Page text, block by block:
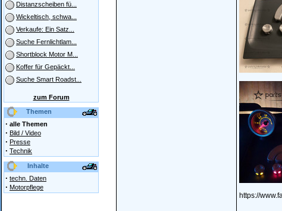
Distanzscheiben fü...
Wickeltisch, schwa...
Verkaufe: Ein Satz...
Suche Fernlichtlam...
Shortblock Motor M...
Koffer für Gepäckt...
Suche Smart Roadst...
zum Forum
Themen
· alle Themen
· Bild / Video
· Presse
· Technik
Inhalte
· techn. Daten
· Motorpflege
https://